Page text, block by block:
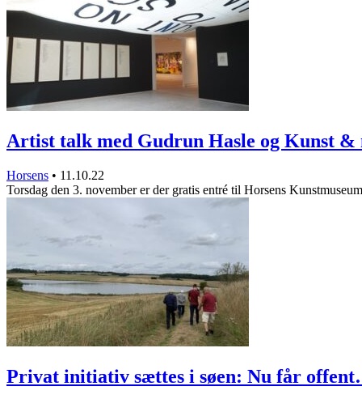
Artist talk med Gudrun Hasle og Kunst
Horsens • 11.10.22
Torsdag den 3. november er der gratis entré til Horsens
Privat initiativ sættes i søen: Nu får